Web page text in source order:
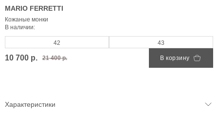
MARIO FERRETTI
Кожаные монки
В наличии:
42 43
10 700 р. 21 400 р. В корзину
Характеристики